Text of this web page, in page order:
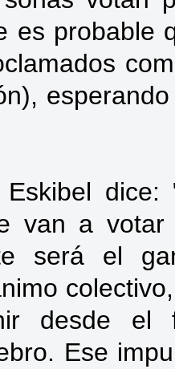
es probable
van a
será el
desde el
Ese